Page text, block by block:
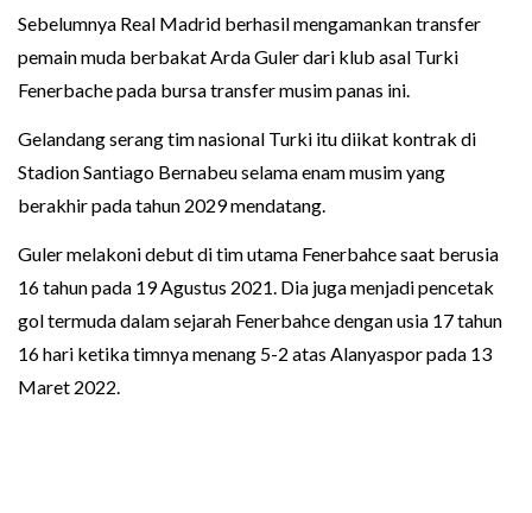
Sebelumnya Real Madrid berhasil mengamankan transfer
pemain muda berbakat Arda Guler dari klub asal Turki
Fenerbache pada bursa transfer musim panas ini.
Gelandang serang tim nasional Turki itu diikat kontrak di
Stadion Santiago Bernabeu selama enam musim yang
berakhir pada tahun 2029 mendatang.
Guler melakoni debut di tim utama Fenerbahce saat berusia
16 tahun pada 19 Agustus 2021. Dia juga menjadi pencetak
gol termuda dalam sejarah Fenerbahce dengan usia 17 tahun
16 hari ketika timnya menang 5-2 atas Alanyaspor pada 13
Maret 2022.